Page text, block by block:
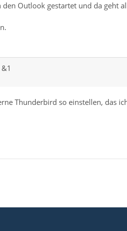
Outlook gestartet und da geht
Thunderbird so einstellen, das